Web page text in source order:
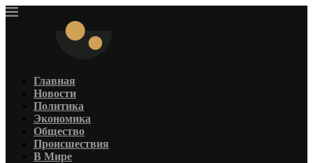
Главная
Новости
Политика
Экономика
Общество
Происшествия
В Мире